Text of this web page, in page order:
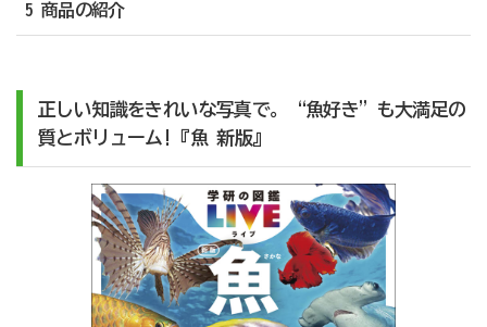
5 商品の紹介
正しい知識をきれいな写真で。
“魚好き”も大満足の
質とボリューム!
『魚 新版』